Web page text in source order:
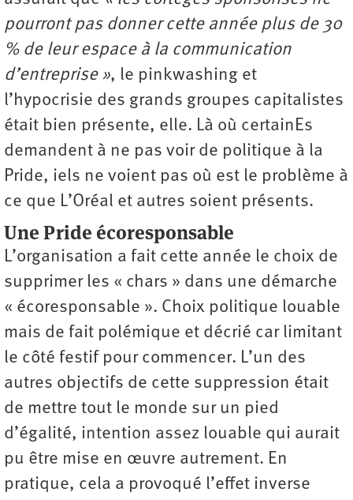
pourront pas donner cette année plus de 30
% de leur espace à la communication
d’entreprise », le pinkwashing et
l’hypocrisie des grands groupes capitalistes
était bien présente, elle. Là où certainEs
demandent à ne pas voir de politique à la
Pride, iels ne voient pas où est le problème à
ce que L’Oréal et autres soient présents.
Une Pride écoresponsable
L’organisation a fait cette année le choix de
supprimer les « chars » dans une démarche
« éco­responsable ». Choix politique louable
mais de fait polémique et décrié car limitant
le côté festif pour commencer. L’un des
autres objectifs de cette suppression était
de mettre tout le monde sur un pied
d’égalité, intention assez louable qui aurait
pu être mise en œuvre autrement. En
pratique, cela a provoqué l’effet inverse